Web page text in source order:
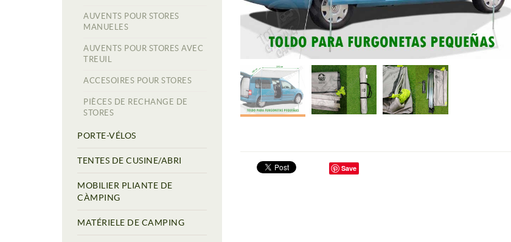
AUVENTS POUR STORES
MANUELES
AUVENTS POUR STORES AVEC
TREUIL
ACCESOIRES POUR STORES
PIÈCES DE RECHANGE DE
STORES
PORTE-VÉLOS
TENTES DE CUSINE/ABRI
MOBILIER PLIANTE DE
CÀMPING
MATÉRIELE DE CAMPING
Save